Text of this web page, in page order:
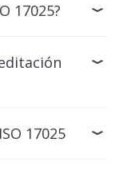
17025?
17025